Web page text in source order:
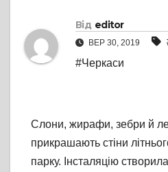
Від editor
ВЕР 30, 2019
#Черкаси
Слони, жирафи, зебри й
прикрашають стіни
парку. Інсталяцію